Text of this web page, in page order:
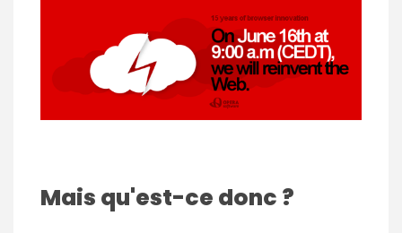
Mais qu'est-ce donc ?